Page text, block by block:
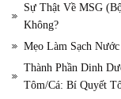
Sự Thật Về MSG
Không?
Mẹo Làm Sạch
Thành Phần Dinh
Tôm/Cá: Bí Quyết